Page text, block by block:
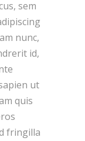
sem
nunc,
id,
ut
quis
fringilla